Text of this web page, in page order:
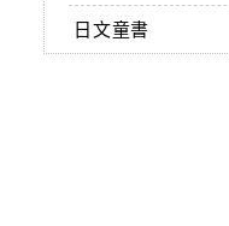
日文童書